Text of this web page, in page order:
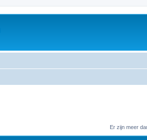
Er zijn meer